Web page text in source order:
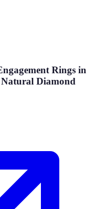
Rings in
Diamond